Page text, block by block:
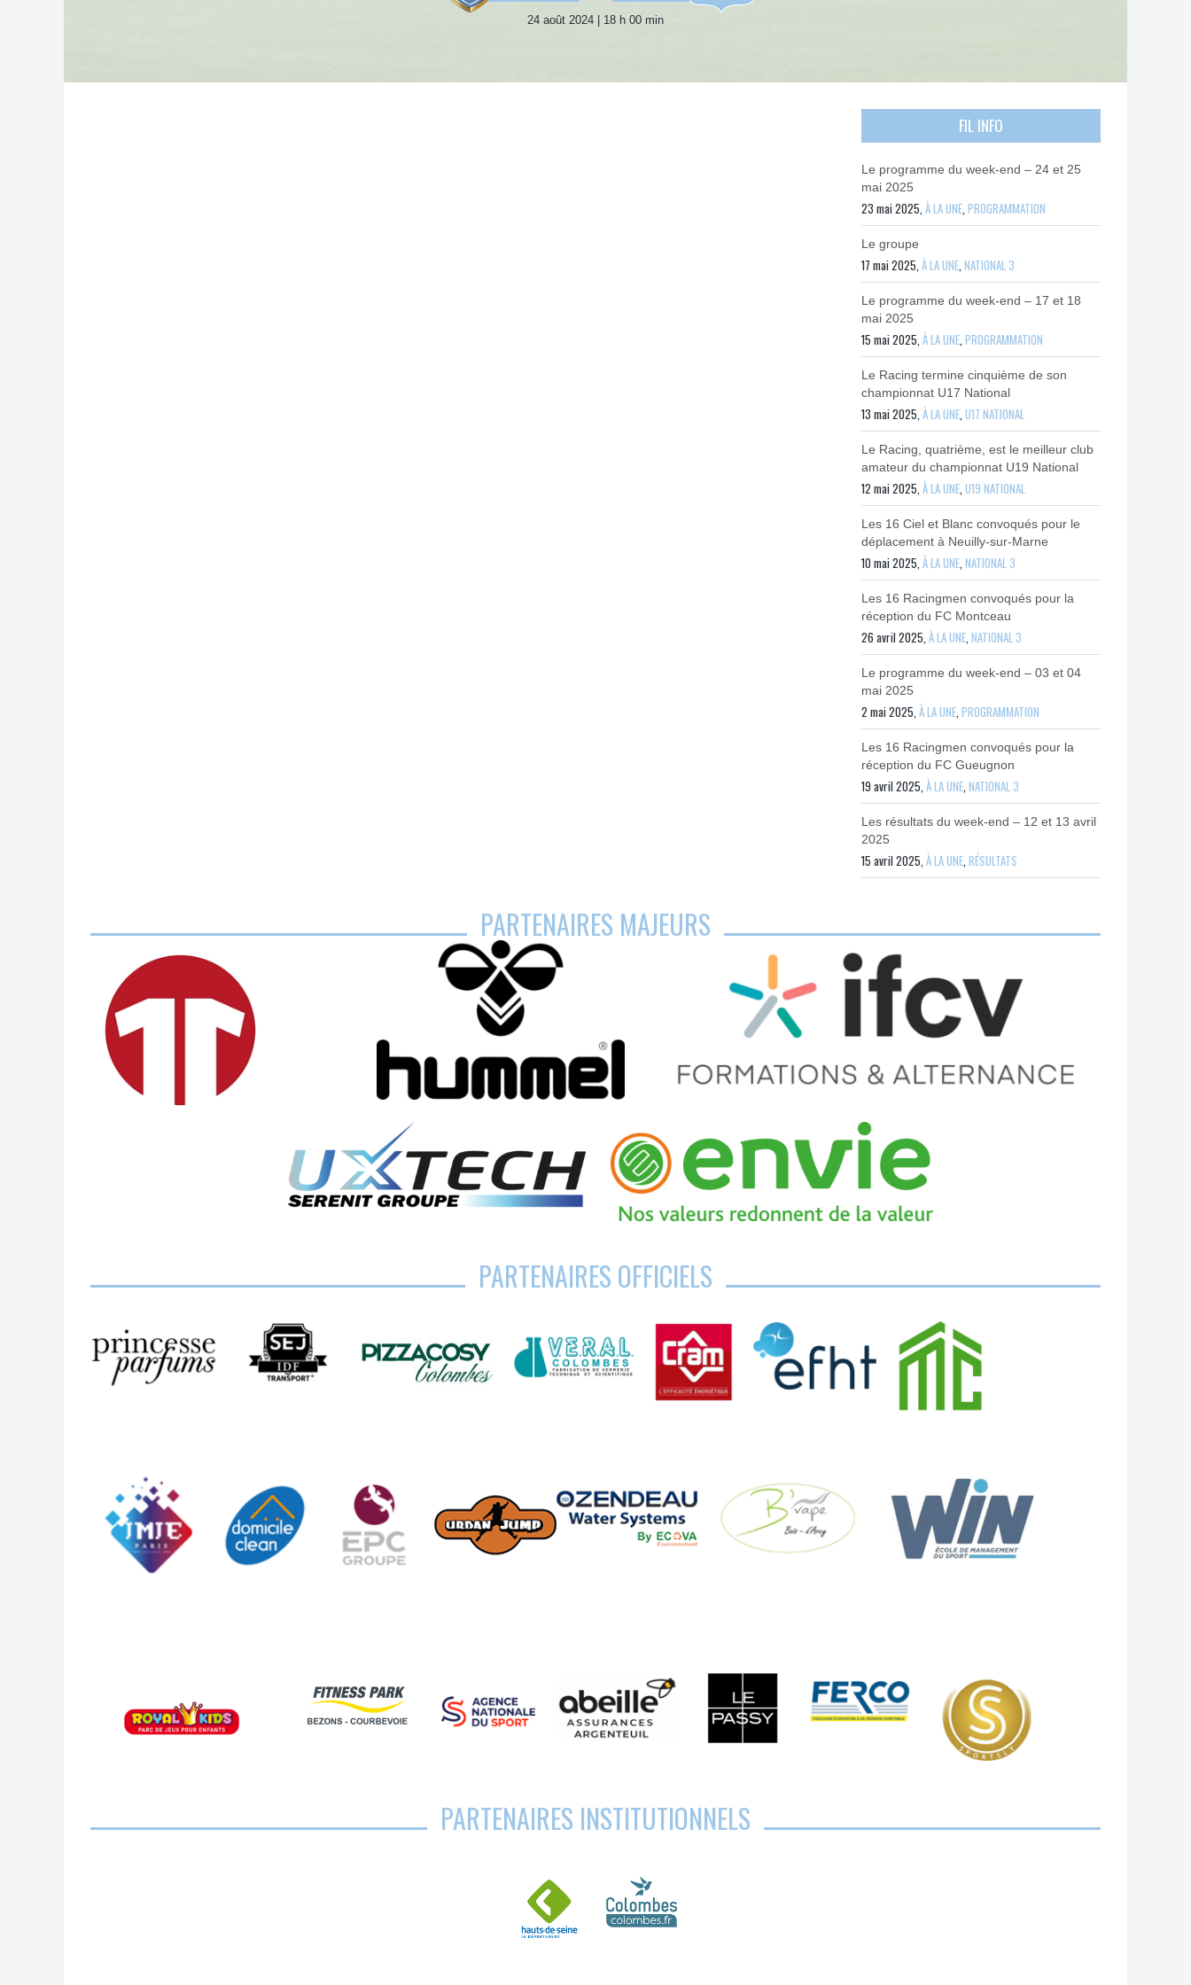
24 août 2024 | 18 h 00 min
FIL INFO
Le programme du week-end – 24 et 25
mai 2025
23 mai 2025,À LA UNE,PROGRAMMATION
Le groupe
17 mai 2025,À LA UNE,NATIONAL 3
Le programme du week-end – 17 et 18
mai 2025
15 mai 2025,À LA UNE,PROGRAMMATION
Le Racing termine cinquième de son
championnat U17 National
13 mai 2025,À LA UNE,U17 NATIONAL
Le Racing, quatrième, est le meilleur club
amateur du championnat U19 National
12 mai 2025,À LA UNE,U19 NATIONAL
Les 16 Ciel et Blanc convoqués pour le
déplacement à Neuilly-sur-Marne
10 mai 2025,À LA UNE,NATIONAL 3
Les 16 Racingmen convoqués pour la
réception du FC Montceau
26 avril 2025,À LA UNE,NATIONAL 3
Le programme du week-end – 03 et 04
mai 2025
2 mai 2025,À LA UNE,PROGRAMMATION
Les 16 Racingmen convoqués pour la
réception du FC Gueugnon
19 avril 2025,À LA UNE,NATIONAL 3
Les résultats du week-end – 12 et 13 avril
2025
15 avril 2025,À LA UNE,RÉSULTATS
PARTENAIRES MAJEURS
PARTENAIRES OFFICIELS
PARTENAIRES INSTITUTIONNELS